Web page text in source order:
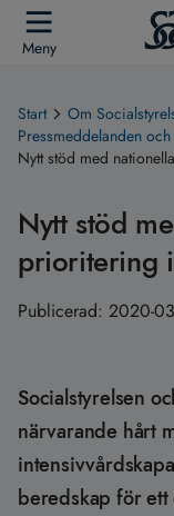
Meny
Start Om
Pressmeddelanden
Nytt stöd med
Nytt stöd
prioritering
Publicerad: 2020-
Socialstyrelsen
närvarande hårt
beredskap för ett